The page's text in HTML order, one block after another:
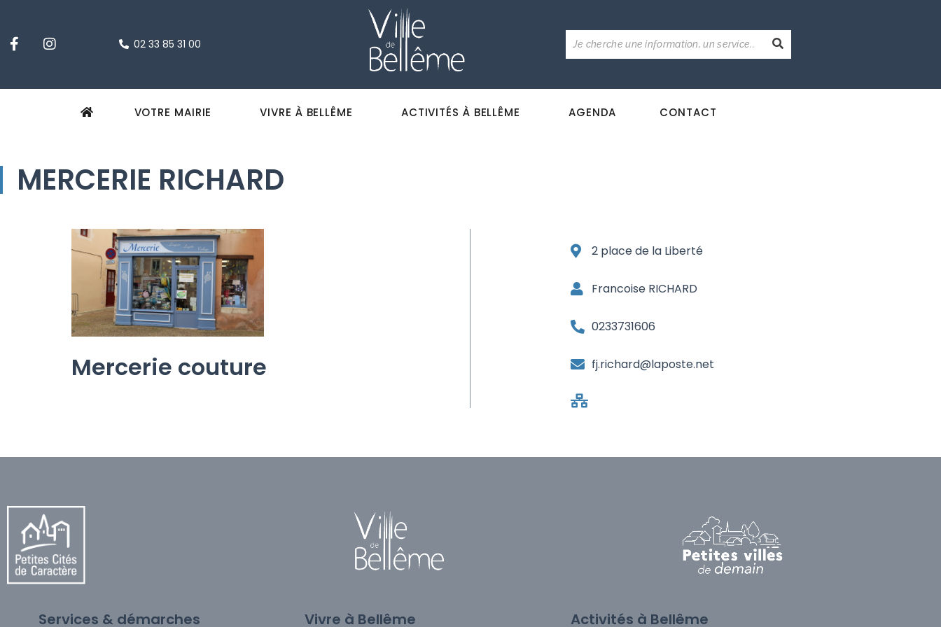
02 33 85 31 00
VOTRE MAIRIE VIVRE À BELLÊME ACTIVITÉS À BELLÊME AGENDA CONTACT
MERCERIE RICHARD
Mercerie couture
2 place de la Liberté
Francoise RICHARD
0233731606
fj.richard@laposte.net
Services & démarches Vivre à Bellême Activités à Bellême